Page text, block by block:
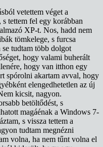
vetettem véget a
tettem fel egy korábban
XP-t. Nos, hadd nem
tömkelege, s furcsa
tudtam több dolgot
hogy valami buherált
hogy van itthon egy
spórolni akartam avval, hogy
elengedhetetlen az új
kicsit, nagyon.
betöltődést, s
magáénak a Windows 7-
s vissza tettem a
tudtam megnézni
volna, ha nem tűnt volna el